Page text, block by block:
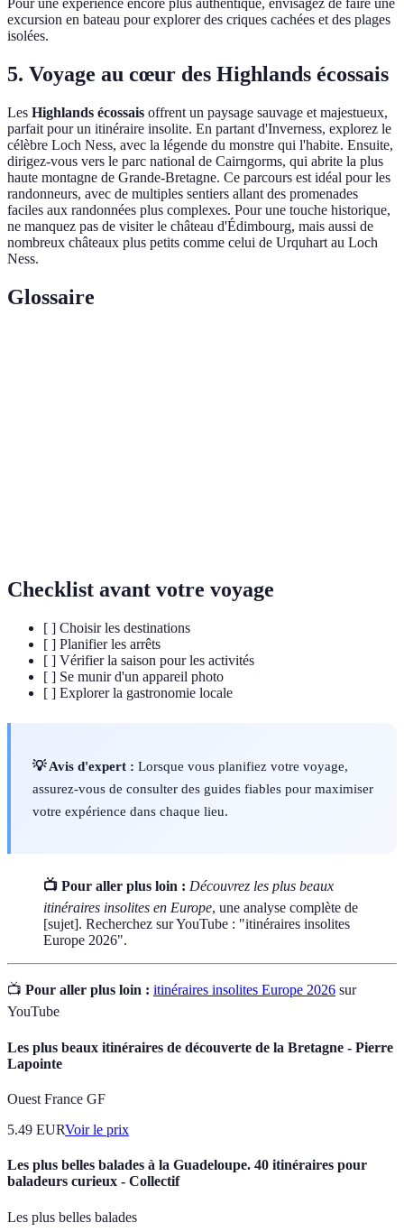
Pour une expérience encore plus authentique, envisagez de faire une
excursion en bateau pour explorer des criques cachées et des plages
isolées.
5. Voyage au cœur des Highlands écossais
Les Highlands écossais offrent un paysage sauvage et majestueux,
parfait pour un itinéraire insolite. En partant d'Inverness, explorez le
célèbre Loch Ness, avec la légende du monstre qui l'habite. Ensuite,
dirigez-vous vers le parc national de Cairngorms, qui abrite la plus
haute montagne de Grande-Bretagne. Ce parcours est idéal pour les
randonneurs, avec de multiples sentiers allant des promenades
faciles aux randonnées plus complexes. Pour une touche historique,
ne manquez pas de visiter le château d'Édimbourg, mais aussi de
nombreux châteaux plus petits comme celui de Urquhart au Loch
Ness.
Glossaire
Checklist avant votre voyage
[ ] Choisir les destinations
[ ] Planifier les arrêts
[ ] Vérifier la saison pour les activités
[ ] Se munir d'un appareil photo
[ ] Explorer la gastronomie locale
💡 Avis d'expert : Lorsque vous planifiez votre voyage,
assurez-vous de consulter des guides fiables pour maximiser
votre expérience dans chaque lieu.
📺 Pour aller plus loin : Découvrez les plus beaux
itinéraires insolites en Europe, une analyse complète de
[sujet]. Recherchez sur YouTube : "itinéraires insolites
Europe 2026".
📺 Pour aller plus loin : itinéraires insolites Europe 2026 sur
YouTube
Les plus beaux itinéraires de découverte de la Bretagne - Pierre
Lapointe
Ouest France GF
5.49 EURVoir le prix
Les plus belles balades à la Guadeloupe. 40 itinéraires pour
baladeurs curieux - Collectif
Les plus belles balades